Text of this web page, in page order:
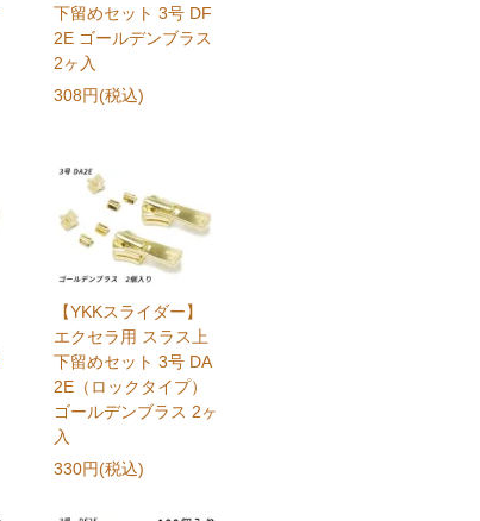
下留めセット 3号 DF
2E ゴールデンブラス
2ヶ入
308円(税込)
【YKKスライダー】
エクセラ用 スラス上
下留めセット 3号 DA
2E（ロックタイプ）
ゴールデンブラス 2ヶ
入
330円(税込)